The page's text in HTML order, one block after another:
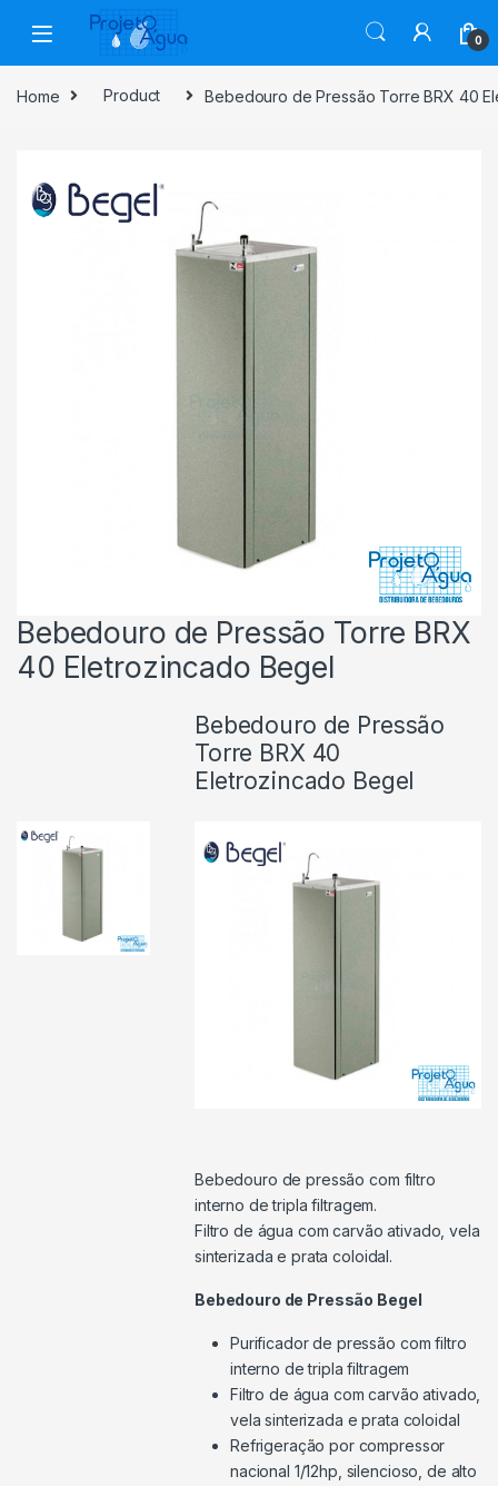
Skip to navigation
Skip to content
0
Home Product Bebedouro de Pressão Torre BRX 40
Bebedouro de Pressão Torre BRX
40 Eletrozincado Begel
Bebedouro de Pressão
Torre BRX 40
Eletrozincado Begel
Bebedouro de pressão com filtro
interno de tripla filtragem.
Filtro de água com carvão ativado, vela
sinterizada e prata coloidal.
Bebedouro de Pressão Begel
Purificador de pressão com filtro
interno de tripla filtragem
Filtro de água com carvão ativado,
vela sinterizada e prata coloidal
Refrigeração por compressor
nacional 1/12hp, silencioso, de alto